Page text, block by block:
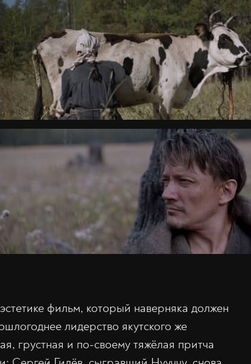
фильм, который наверняка должен
лидерство якутского же
грустная и по-своему тяжёлая притча